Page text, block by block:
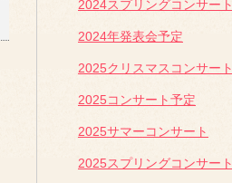
2024スプリングコンサート
2024年発表会予定
2025クリスマスコンサート
2025コンサート予定
2025サマーコンサート
2025スプリングコンサート